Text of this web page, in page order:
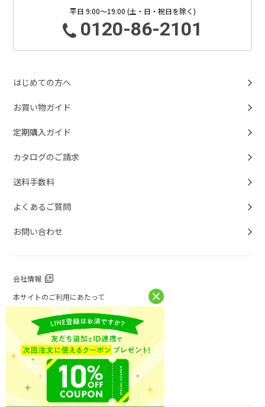
平日 9:00～19:00 (土・日・祝日を除く)
0120-86-2101
はじめての方へ
お買い物ガイド
定期購入ガイド
カタログのご請求
送料手数料
よくあるご質問
お問い合わせ
会社情報
本サイトのご利用にあたって
個人情報保護方針
個人情報取扱について
特定商取引法に基づく表記
お問い合わせ
ニチレイフーズ公式ホームページ